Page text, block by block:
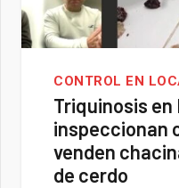
CONTROL EN
Triquinosis en
inspeccionan
venden
de cerdo